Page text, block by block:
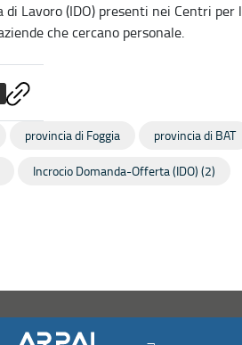
Lavoro (IDO) presenti nei Centri per
che cercano personale.
provincia di Foggia provincia di BAT
Incrocio Domanda-Offerta (IDO) (2)